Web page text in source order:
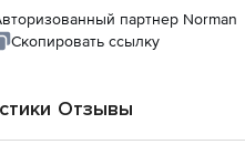
партнер Norman
Скопировать ссылку
Отзывы